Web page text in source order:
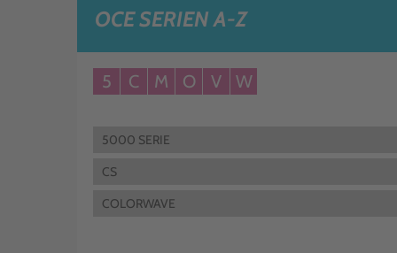
OCE SERIEN A-Z
5 C M O V W
5000 SERIE
CS
COLORWAVE